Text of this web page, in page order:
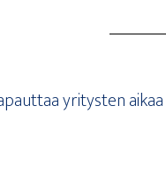
yri­tys­ten